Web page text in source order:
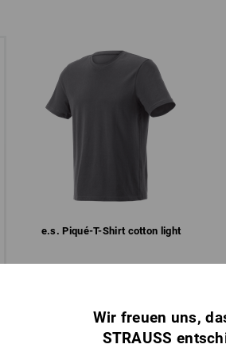
Starke Stoffe treffen auf hohen
Features. Heraus kommt
traditionell und modern zugleich war.
e.s. Piqué-T-Shirt cotton light
Wir freuen uns,
STRAUSS